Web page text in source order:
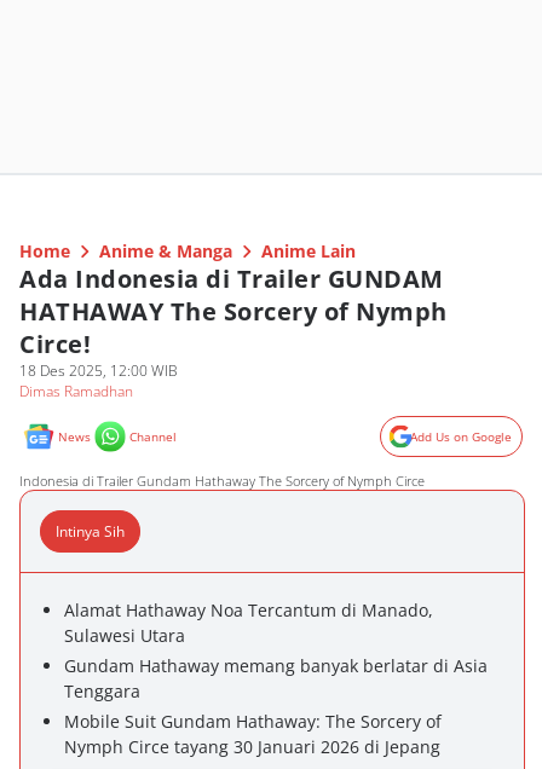
Home Anime & Manga Anime Lain
Ada Indonesia di Trailer GUNDAM
HATHAWAY The Sorcery of Nymph
Circe!
18 Des 2025, 12:00 WIB
Dimas Ramadhan
News Channel Add Us on Google
Indonesia di Trailer Gundam Hathaway The Sorcery of Nymph Circe
Intinya Sih
Alamat Hathaway Noa Tercantum di Manado,
Sulawesi Utara
Gundam Hathaway memang banyak berlatar di Asia
Tenggara
Mobile Suit Gundam Hathaway: The Sorcery of
Nymph Circe tayang 30 Januari 2026 di Jepang